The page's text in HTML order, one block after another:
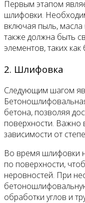
Первым этапом
шлифовки.
включая пыль, масла
также должна быть
элементов, таких как
2. Шлифовка
Следующим шагом
бетона, позволяя
поверхности. Важно
зависимости от
Во время шлифовки
по поверхности,
неровностей. При
обработки углов и